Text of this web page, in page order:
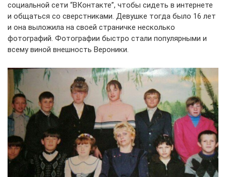
социальной сети “ВКонтакте”, чтобы сидеть в интернете
и общаться со сверстниками. Девушке тогда было 16 лет
и она выложила на своей страничке несколько
фотографий. Фотографии быстро стали популярными и
всему виной внешность Вероники.